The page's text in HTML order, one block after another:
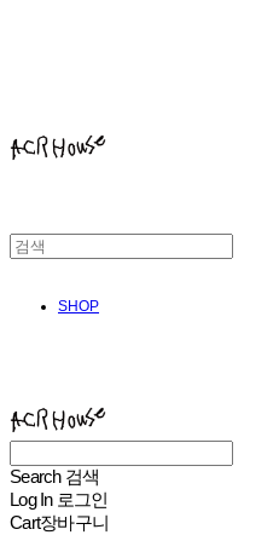
SHOP
Search 검색
Log In 로그인
Cart장바구니